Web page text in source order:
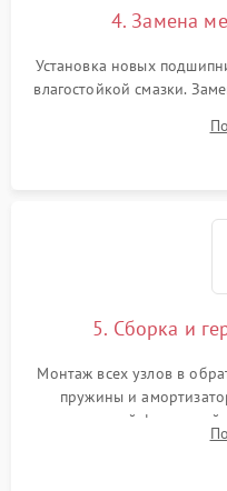
4. Замена
Установка новых
влагостойкой смазки.
или
5. Сборка и
Монтаж всех узлов в
пружины и
надежной фиксацией
герметиком для